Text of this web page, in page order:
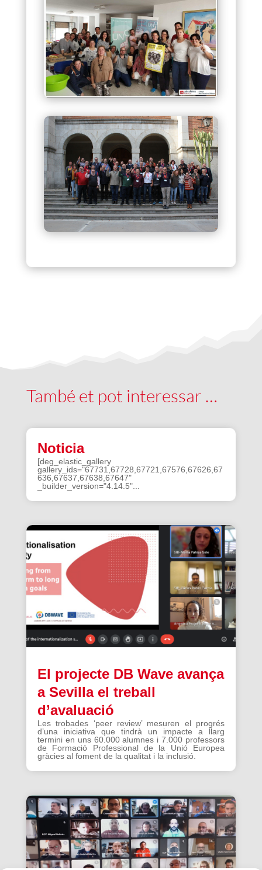
També et pot interessar …
Noticia
[deg_elastic_gallery
gallery_ids="67731,67728,67721,67576,67626,67
636,67637,67638,67647"
_builder_version="4.14.5"...
El projecte DB Wave avança
a Sevilla el treball
d’avaluació
Les trobades ‘peer review’ mesuren el progrés
d’una iniciativa que tindrà un impacte a llarg
termini en uns 60.000 alumnes i 7.000 professors
de Formació Professional de la Unió Europea
gràcies al foment de la qualitat i la inclusió.